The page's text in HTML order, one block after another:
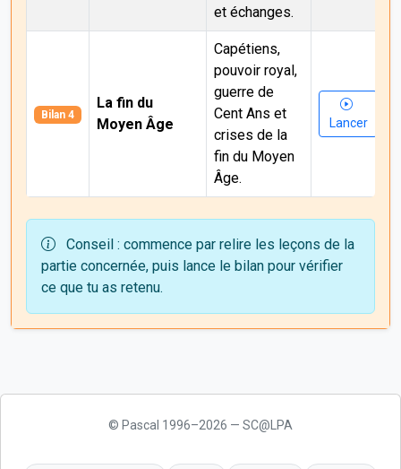
et échanges.
Bilan 4
La fin du
Moyen Âge
Capétiens,
pouvoir royal,
guerre de
Cent Ans et
crises de la
fin du Moyen
Âge.
Lancer
Conseil : commence par relire les leçons de la
partie concernée, puis lance le bilan pour vérifier
ce que tu as retenu.
© Pascal 1996–2026 — SC@LPA